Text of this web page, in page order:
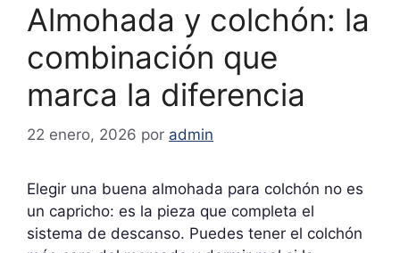
Almohada y colchón: la
combinación que
marca la diferencia
22 enero, 2026 por admin
Elegir una buena almohada para colchón no es
un capricho: es la pieza que completa el
sistema de descanso. Puedes tener el colchón